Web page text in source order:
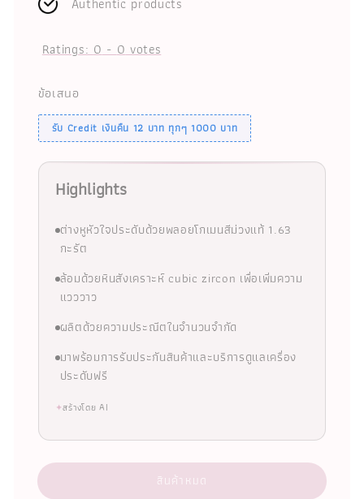
Ratings:0-0votes
ข้อเสนอ
รับ Credit เงินคืน 12 บาท ทุกๆ 1000 บาท
Highlights
ต่างหูหัวใจประดับด้วยพลอยโกเมนสีม่วงแท้ 1.63
กะรัต
ล้อมด้วยหินสังเคราะห์ cubic zircon เพื่อเพิ่มความ
แวววาว
ผลิตด้วยความประณีตในจำนวนจำกัด
มาพร้อมการรับประกันสินค้าและบริการดูแลเครื่อง
ประดับฟรี
✦สร้างโดย AI
สินค้าหมด